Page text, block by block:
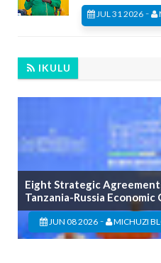
JUL 31 2026 -
IKULU
Eight Strategic
Tanzania-Russia
JUN 08 2026 - MICHUZI